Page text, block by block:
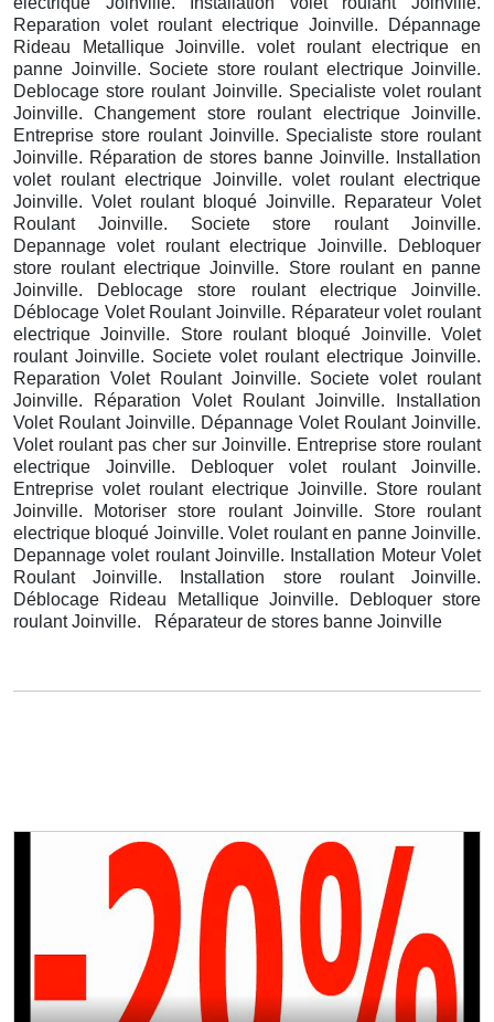
Reparation volet roulant electrique Joinville. Dépannage
Rideau Metallique Joinville. volet roulant electrique en
panne Joinville. Societe store roulant electrique Joinville.
Deblocage store roulant Joinville. Specialiste volet roulant
Joinville. Changement store roulant electrique Joinville.
Entreprise store roulant Joinville. Specialiste store roulant
Joinville. Réparation de stores banne Joinville. Installation
volet roulant electrique Joinville. volet roulant electrique
Joinville. Volet roulant bloqué Joinville. Reparateur Volet
Roulant Joinville. Societe store roulant Joinville.
Depannage volet roulant electrique Joinville. Debloquer
store roulant electrique Joinville. Store roulant en panne
Joinville. Deblocage store roulant electrique Joinville.
Déblocage Volet Roulant Joinville. Réparateur volet roulant
electrique Joinville. Store roulant bloqué Joinville. Volet
roulant Joinville. Societe volet roulant electrique Joinville.
Reparation Volet Roulant Joinville. Societe volet roulant
Joinville. Réparation Volet Roulant Joinville. Installation
Volet Roulant Joinville. Dépannage Volet Roulant Joinville.
Volet roulant pas cher sur Joinville. Entreprise store roulant
electrique Joinville. Debloquer volet roulant Joinville.
Entreprise volet roulant electrique Joinville. Store roulant
Joinville. Motoriser store roulant Joinville. Store roulant
electrique bloqué Joinville. Volet roulant en panne Joinville.
Depannage volet roulant Joinville. Installation Moteur Volet
Roulant Joinville. Installation store roulant Joinville.
Déblocage Rideau Metallique Joinville. Debloquer store
roulant Joinville. Réparateur de stores banne Joinville